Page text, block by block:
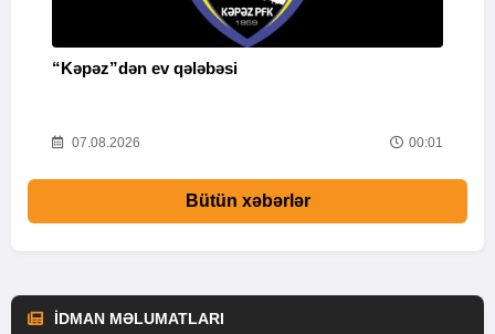
“Kəpəz”dən ev qələbəsi
07.08.2026 00:01
Bütün xəbərlər
İDMAN MƏLUMATLARI